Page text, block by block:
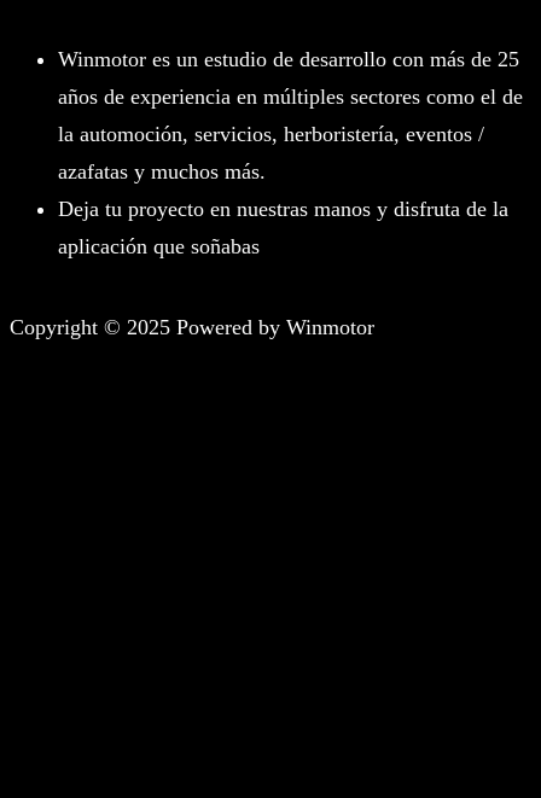
Winmotor es un estudio de desarrollo con más de 25
años de experiencia en múltiples sectores como el de
la automoción, servicios, herboristería, eventos /
azafatas y muchos más.
Deja tu proyecto en nuestras manos y disfruta de la
aplicación que soñabas
Copyright © 2025 Powered by Winmotor